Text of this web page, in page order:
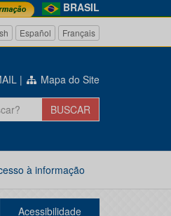
BRASIL
Español Français
| Mapa do Site
à informação
Acessibilidade